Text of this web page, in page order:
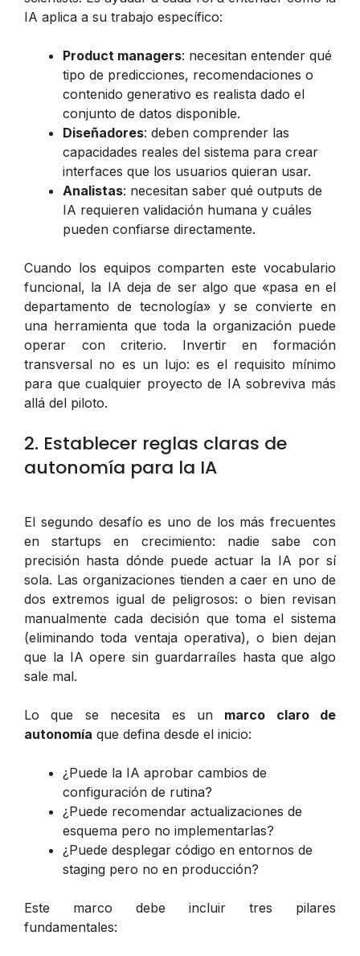
IA aplica a su trabajo específico:
Product managers: necesitan entender qué
tipo de predicciones, recomendaciones o
contenido generativo es realista dado el
conjunto de datos disponible.
Diseñadores: deben comprender las
capacidades reales del sistema para crear
interfaces que los usuarios quieran usar.
Analistas: necesitan saber qué outputs de
IA requieren validación humana y cuáles
pueden confiarse directamente.
Cuando los equipos comparten este vocabulario
funcional, la IA deja de ser algo que «pasa en el
departamento de tecnología» y se convierte en
una herramienta que toda la organización puede
operar con criterio. Invertir en formación
transversal no es un lujo: es el requisito mínimo
para que cualquier proyecto de IA sobreviva más
allá del piloto.
2. Establecer reglas claras de
autonomía para la IA
El segundo desafío es uno de los más frecuentes
en startups en crecimiento: nadie sabe con
precisión hasta dónde puede actuar la IA por sí
sola. Las organizaciones tienden a caer en uno de
dos extremos igual de peligrosos: o bien revisan
manualmente cada decisión que toma el sistema
(eliminando toda ventaja operativa), o bien dejan
que la IA opere sin guardarraíles hasta que algo
sale mal.
Lo que se necesita es un marco claro de
autonomía que defina desde el inicio:
¿Puede la IA aprobar cambios de
configuración de rutina?
¿Puede recomendar actualizaciones de
esquema pero no implementarlas?
¿Puede desplegar código en entornos de
staging pero no en producción?
Este marco debe incluir tres pilares
fundamentales: